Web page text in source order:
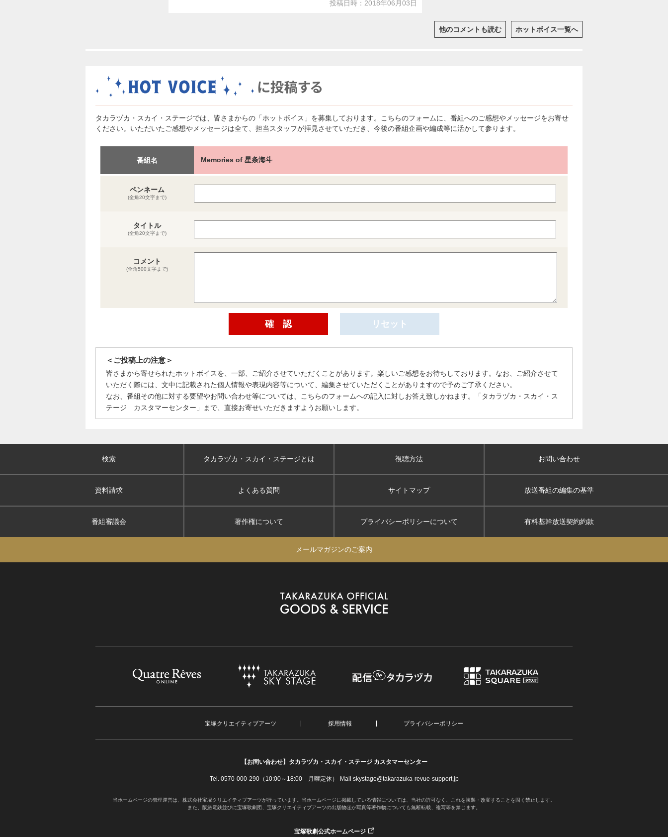
投稿日時：2018年06月03日
他のコメントも読む ホットボイス一覧へ
タカラヅカ・スカイ・ステージでは、皆さまからの「ホットボイス」を募集しております。こちらのフォームに、番組へのご感想やメッセージをお寄せ
ください。いただいたご感想やメッセージは全て、担当スタッフが拝見させていただき、今後の番組企画や編成等に活かして参ります。
番組名 Memories of 星条海斗
ペンネーム
(全角20文字まで)
タイトル
(全角20文字まで)
コメント
(全角500文字まで)
＜ご投稿上の注意＞
皆さまから寄せられたホットボイスを、一部、ご紹介させていただくことがあります。楽しいご感想をお待ちしております。なお、ご紹介させて
いただく際には、文中に記載された個人情報や表現内容等について、編集させていただくことがありますので予めご了承ください。
なお、番組その他に対する要望やお問い合わせ等については、こちらのフォームへの記入に対しお答え致しかねます。「タカラヅカ・スカイ・ス
テージ カスタマーセンター」まで、直接お寄せいただきますようお願いします。
検索 タカラヅカ・スカイ ・ステージとは 視聴方法 お問い合わせ
資料請求 よくある質問 サイトマップ 放送番組の編集の基準
番組審議会 著作権について プライバシーポリシーについて 有料基幹放送契約約款
メールマガジンのご案内
宝塚クリエイティブアーツ 採用情報 プライバシーポリシー
【お問い合わせ】 タカラヅカ・スカイ・ステージ カスタマーセンター
Tel. 0570-000-290（10:00～18:00 月曜定休） Mail skystage@takarazuka-revue-support.jp
当ホームページの管理運営は、株式会社宝塚クリエイティブアーツが行っています。当ホームページに掲載している情報については、当社の許可なく、これを複製・改変することを固く禁止します。
また、阪急電鉄並びに宝塚歌劇団、宝塚クリエイティブアーツの出版物ほか写真等著作物についても無断転載、複写等を禁じます。
宝塚歌劇公式ホームページ